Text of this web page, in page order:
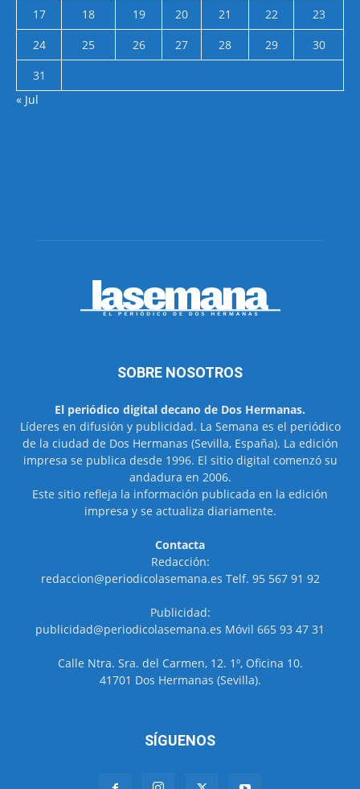
17
18 19 20 21 22
23
24
25 26 27 28 29
30
31
« Jul
SOBRE NOSOTROS
El periódico digital decano de Dos Hermanas.
Líderes en difusión y publicidad. La Semana es el periódico
de la ciudad de Dos Hermanas (Sevilla, España). La edición
impresa se publica desde 1996. El sitio digital comenzó su
andadura en 2006.
Este sitio refleja la información publicada en la edición
impresa y se actualiza diariamente.
Contacta
Redacción:
redaccion@periodicolasemana.es Telf. 95 567 91 92
Publicidad:
publicidad@periodicolasemana.es Móvil 665 93 47 31
Calle Ntra. Sra. del Carmen, 12. 1º, Oficina 10.
41701 Dos Hermanas (Sevilla).
SÍGUENOS